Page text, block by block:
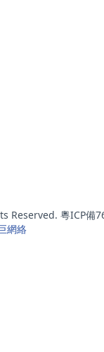
Reserved. 粵ICP
網絡